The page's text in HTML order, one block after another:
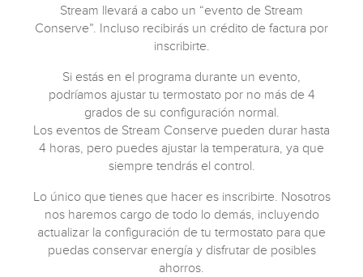
Stream llevará a cabo un “evento de Stream
Conserve”. Incluso recibirás un crédito de factura por
inscribirte.
Si estás en el programa durante un evento,
podríamos ajustar tu termostato por no más de 4
grados de su configuración normal.
Los eventos de Stream Conserve pueden durar hasta
4 horas, pero puedes ajustar la temperatura, ya que
siempre tendrás el control.
Lo único que tienes que hacer es inscribirte. Nosotros
nos haremos cargo de todo lo demás, incluyendo
actualizar la configuración de tu termostato para que
puedas conservar energía y disfrutar de posibles
ahorros.